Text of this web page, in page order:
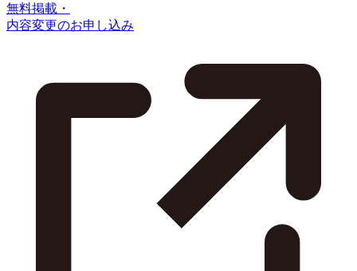
無料掲載・
内容変更のお申し込み